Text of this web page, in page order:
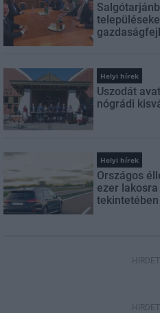
Helyi hírek
Uszodát
nógrádi
Helyi hírek
Országos
ezer
tekintetében